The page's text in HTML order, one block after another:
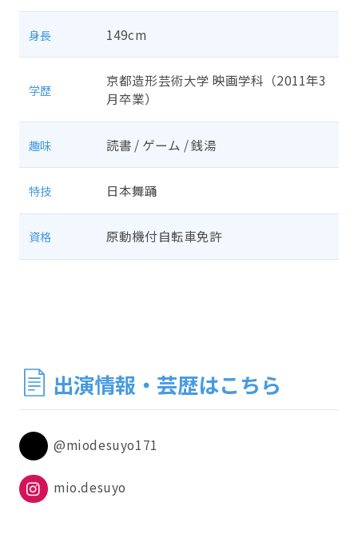
身長 149cm
学歴
京都造形芸術大学 映画学科（2011年3
月卒業）
趣味 読書 / ゲーム / 銭湯
特技 日本舞踊
資格 原動機付自転車免許
出演情報・芸歴はこちら
@miodesuyo171
mio.desuyo